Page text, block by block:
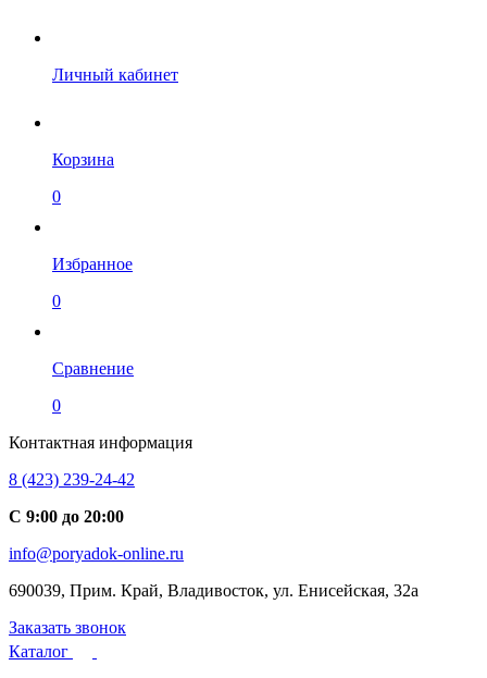
Личный кабинет
Корзина
0
Избранное
0
Сравнение
0
Контактная информация
8 (423) 239-24-42
С 9:00 до 20:00
info@poryadok-online.ru
690039, Прим. Край, Владивосток, ул. Енисейская, 32а
Заказать звонок
Каталог